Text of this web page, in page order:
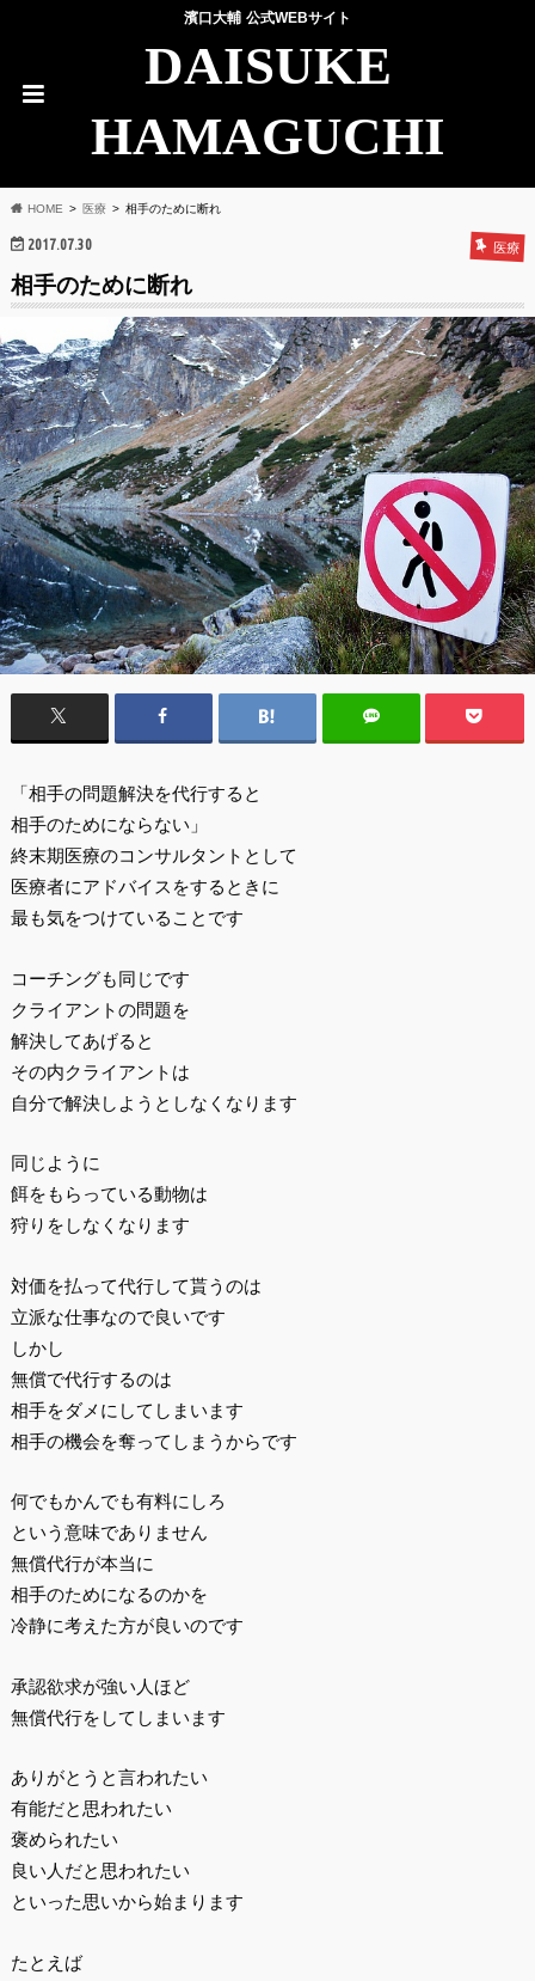
濱口大輔 公式WEBサイト
DAISUKE
HAMAGUCHI
HOME 医療 相手のために断れ
2017.07.30 医療
相手のために断れ
「相手の問題解決を代行すると
相手のためにならない」
終末期医療のコンサルタントとして
医療者にアドバイスをするときに
最も気をつけていることです
コーチングも同じです
クライアントの問題を
解決してあげると
その内クライアントは
自分で解決しようとしなくなります
同じように
餌をもらっている動物は
狩りをしなくなります
対価を払って代行して貰うのは
立派な仕事なので良いです
しかし
無償で代行するのは
相手をダメにしてしまいます
相手の機会を奪ってしまうからです
何でもかんでも有料にしろ
という意味でありません
無償代行が本当に
相手のためになるのかを
冷静に考えた方が良いのです
承認欲求が強い人ほど
無償代行をしてしまいます
ありがとうと言われたい
有能だと思われたい
褒められたい
良い人だと思われたい
といった思いから始まります
たとえば